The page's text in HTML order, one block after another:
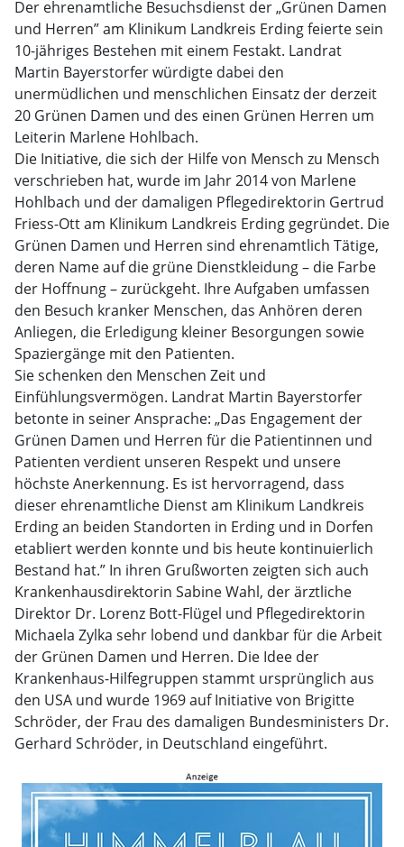
Der ehrenamtliche Besuchsdienst der „Grünen Damen
und Herren” am Klinikum Landkreis Erding feierte sein
10-jähriges Bestehen mit einem Festakt. Landrat
Martin Bayerstorfer würdigte dabei den
unermüdlichen und menschlichen Einsatz der derzeit
20 Grünen Damen und des einen Grünen Herren um
Leiterin Marlene Hohlbach.
Die Initiative, die sich der Hilfe von Mensch zu Mensch
verschrieben hat, wurde im Jahr 2014 von Marlene
Hohlbach und der damaligen Pflegedirektorin Gertrud
Friess-Ott am Klinikum Landkreis Erding gegründet. Die
Grünen Damen und Herren sind ehrenamtlich Tätige,
deren Name auf die grüne Dienstkleidung – die Farbe
der Hoffnung – zurückgeht. Ihre Aufgaben umfassen
den Besuch kranker Menschen, das Anhören deren
Anliegen, die Erledigung kleiner Besorgungen sowie
Spaziergänge mit den Patienten.
Sie schenken den Menschen Zeit und
Einfühlungsvermögen. Landrat Martin Bayerstorfer
betonte in seiner Ansprache: „Das Engagement der
Grünen Damen und Herren für die Patientinnen und
Patienten verdient unseren Respekt und unsere
höchste Anerkennung. Es ist hervorragend, dass
dieser ehrenamtliche Dienst am Klinikum Landkreis
Erding an beiden Standorten in Erding und in Dorfen
etabliert werden konnte und bis heute kontinuierlich
Bestand hat.” In ihren Grußworten zeigten sich auch
Krankenhausdirektorin Sabine Wahl, der ärztliche
Direktor Dr. Lorenz Bott-Flügel und Pflegedirektorin
Michaela Zylka sehr lobend und dankbar für die Arbeit
der Grünen Damen und Herren. Die Idee der
Krankenhaus-Hilfegruppen stammt ursprünglich aus
den USA und wurde 1969 auf Initiative von Brigitte
Schröder, der Frau des damaligen Bundesministers Dr.
Gerhard Schröder, in Deutschland eingeführt.